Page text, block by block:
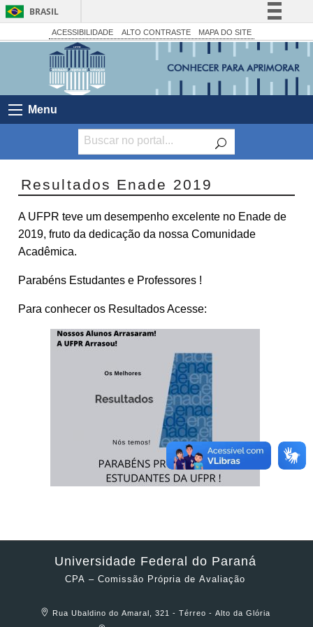
BRASIL
Simplifique!
Comunica BR
Acesso à informação
Canais
ACESSIBILIDADE ALTO CONTRASTE MAPA DO SITE
Menu
Resultados Enade 2019
A UFPR teve um desempenho excelente no Enade de
2019, fruto da dedicação da nossa Comunidade
Acadêmica.
Parabéns Estudantes e Professores !
Para conhecer os Resultados Acesse:
Universidade Federal do Paraná
CPA – Comissão Própria de Avaliação
Rua Ubaldino do Amaral, 321 - Térreo - Alto da Glória